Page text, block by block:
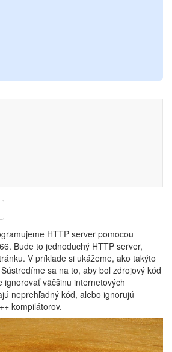
HTTP server pomocou
Bude to jednoduchý HTTP server,
V príklade si ukážeme, ako takýto
sa na to, aby bol zdrojový kód
ignorovať väčšinu internetových
neprehľadný kód, alebo ignorujú
kompilátorov.